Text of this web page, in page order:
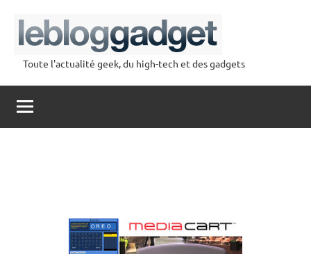
contenu
lebloggadget
Toute l'actualité geek, du high-tech et des gadgets